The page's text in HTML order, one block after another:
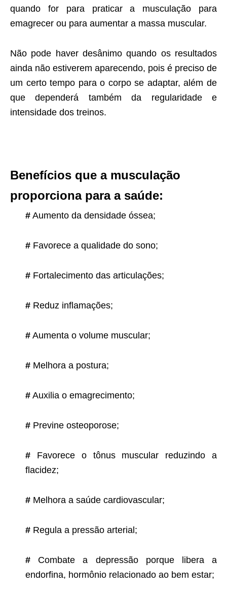
quando for para praticar a musculação para
emagrecer ou para aumentar a massa muscular.
Não pode haver desânimo quando os resultados
ainda não estiverem aparecendo, pois é preciso de
um certo tempo para o corpo se adaptar, além de
que dependerá também da regularidade e
intensidade dos treinos.
Benefícios que a musculação
proporciona para a saúde:
# Aumento da densidade óssea;
# Favorece a qualidade do sono;
# Fortalecimento das articulações;
# Reduz inflamações;
# Aumenta o volume muscular;
# Melhora a postura;
# Auxilia o emagrecimento;
# Previne osteoporose;
# Favorece o tônus muscular reduzindo a
flacidez;
# Melhora a saúde cardiovascular;
# Regula a pressão arterial;
# Combate a depressão porque libera a
endorfina, hormônio relacionado ao bem estar;